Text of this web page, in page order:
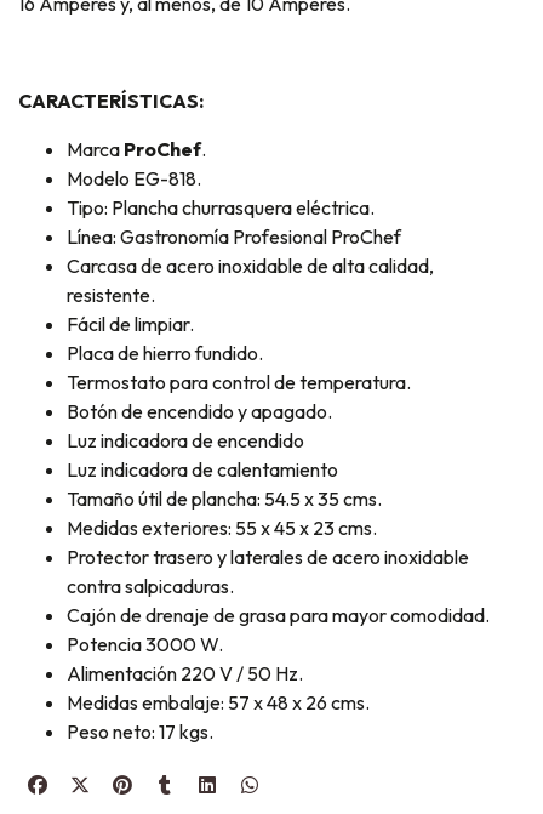
CARACTERÍSTICAS:
Marca ProChef.
Modelo EG-818.
Tipo: Plancha churrasquera eléctrica.
Línea: Gastronomía Profesional ProChef
Carcasa de acero inoxidable de alta calidad,
resistente.
Fácil de limpiar.
Placa de hierro fundido.
Termostato para control de temperatura.
Botón de encendido y apagado.
Luz indicadora de encendido
Luz indicadora de calentamiento
Tamaño útil de plancha: 54.5 x 35 cms.
Medidas exteriores: 55 x 45 x 23 cms.
Protector trasero y laterales de acero inoxidable
contra salpicaduras.
Cajón de drenaje de grasa para mayor comodidad.
Potencia 3000 W.
Alimentación 220 V / 50 Hz.
Medidas embalaje: 57 x 48 x 26 cms.
Peso neto: 17 kgs.